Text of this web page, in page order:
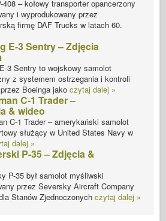
408 – kołowy transporter opancerzony
i wyprodukowany przez
firmę DAF Trucks w latach 60.
E-3 Sentry – Zdjęcia
3 Sentry to wojskowy samolot
z systemem ostrzegania i kontroli
Boeinga jako czytaj dalej »
C-1 Trader –
& wideo
C-1 Trader – amerykański samolot
służący w United States Navy w
dalej »
P-35 – Zdjęcia &
P-35 był samolot myśliwski
przez Seversky Aircraft Company
Stanów Zjednoczonych czytaj dalej »